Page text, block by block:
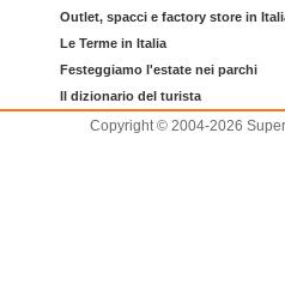
Outlet, spacci e factory store in
Le Terme in Italia
Festeggiamo l'estate nei parchi
Il dizionario del turista
Copyright © 2004-2026